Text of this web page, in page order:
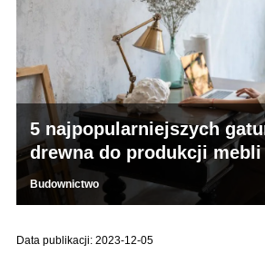
5 najpopularniejszych
drewna do produkcji mebli
Budownictwo
Data publikacji: 2023-12-05